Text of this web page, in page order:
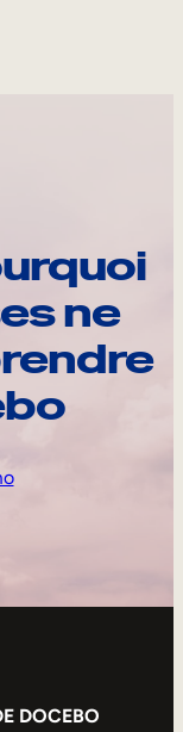
ne
DOCEBO